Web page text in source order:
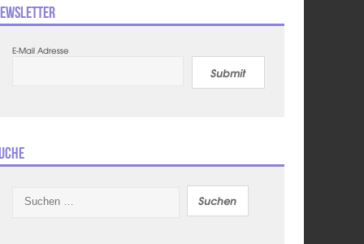
E-Mail Adresse
Submit
nach: